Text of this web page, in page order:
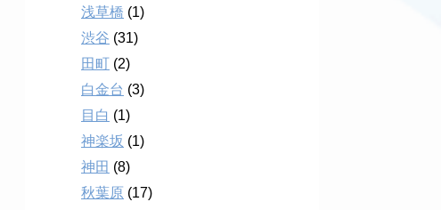
浅草橋 (1)
渋谷 (31)
田町 (2)
白金台 (3)
目白 (1)
神楽坂 (1)
神田 (8)
秋葉原 (17)